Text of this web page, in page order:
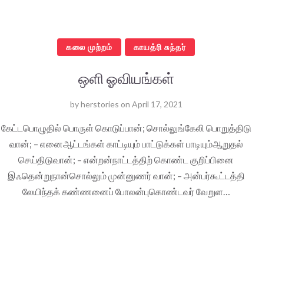
கலை முற்றம் காயத்ரி சுந்தர்
ஒளி ஓவியங்கள்
byherstories on April 17, 2021
கேட்டபொழுதில் பொருள் கொடுப்பான்; சொல்லுங்கேலி பொறுத்திடு
வான்; – எனைஆட்டங்கள் காட்டியும் பாட்டுக்கள் பாடியும்ஆறுதல்
செய்திடுவான்; – என்றன்நாட்டத்திற் கொண்ட குறிப்பினை
இஃதென்றுநான்சொல்லும் முன்னுணர் வான்; – அன்பர்கூட்டத்தி
லேயிந்தக் கண்ணனைப் போலன்புகொண்டவர் வேறுள…